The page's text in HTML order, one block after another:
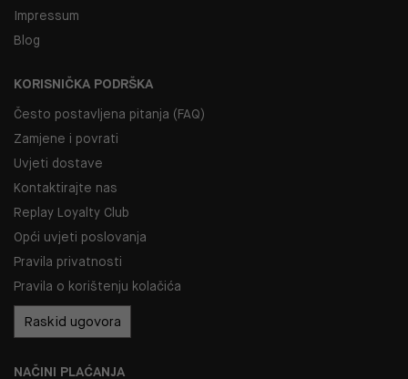
Impressum
Blog
KORISNIČKA PODRŠKA
Često postavljena pitanja (FAQ)
Zamjene i povrati
Uvjeti dostave
Kontaktirajte nas
Replay Loyalty Club
Opći uvjeti poslovanja
Pravila privatnosti
Pravila o korištenju kolačića
Raskid ugovora
NAČINI PLAĆANJA